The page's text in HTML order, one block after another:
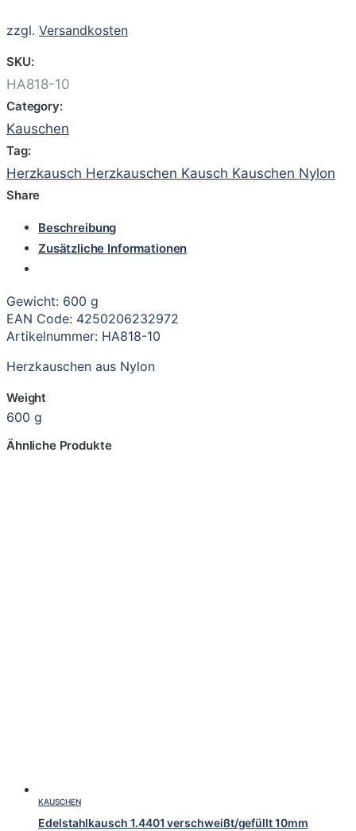
zzgl. Versandkosten
SKU:
HA818-10
Category:
Kauschen
Tag:
Herzkausch Herzkauschen Kausch Kauschen Nylon
Share
Beschreibung
Zusätzliche Informationen
Gewicht: 600 g
EAN Code: 4250206232972
Artikelnummer: HA818-10
Herzkauschen aus Nylon
Weight
600 g
Ähnliche Produkte
KAUSCHEN
Edelstahlkausch 1.4401 verschweißt/gefüllt 10mm